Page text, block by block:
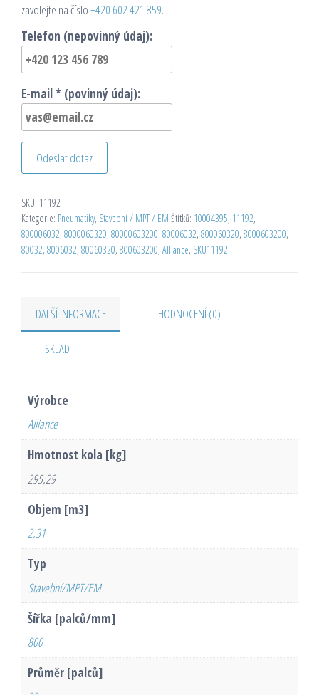
zavolejte na číslo+420 602 421 859.
Telefon (nepovinný údaj):
E-mail * (povinný údaj):
Odeslat dotaz
SKU: 11192
Kategorie: Pneumatiky, Stavební / MPT / EM Štítků: 10004395, 11192,
800006032, 8000060320, 80000603200, 80006032, 800060320, 8000603200,
80032, 8006032, 80060320, 800603200, Alliance, SKU11192
DALŠÍ INFORMACE HODNOCENÍ (0)
SKLAD
Výrobce
Alliance
Hmotnost kola [kg]
295,29
Objem [m3]
2,31
Typ
Stavební/MPT/EM
Šířka [palců/mm]
800
Průměr [palců]